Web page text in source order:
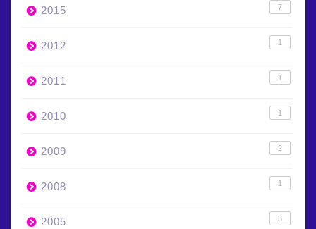
2015 7
2012 1
2011 1
2010 1
2009 2
2008 1
2005 3